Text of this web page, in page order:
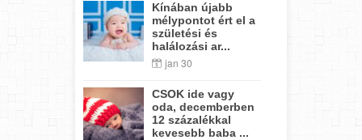
Kínában újabb
mélypontot ért el a
születési és
halálozási ar...
jan 30
CSOK ide vagy
oda, decemberben
12 százalékkal
kevesebb baba ...